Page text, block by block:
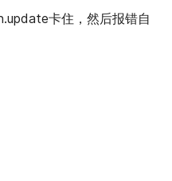
卡住，然后报错自